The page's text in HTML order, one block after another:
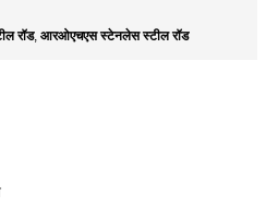
रॉड, आरओएचएस स्टेनलेस स्टील रॉड